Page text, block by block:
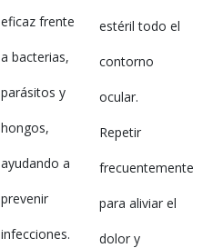
eficaz frente
a bacterias,
parásitos y
hongos,
ayudando a
prevenir
infecciones.
estéril todo el
contorno
ocular.
Repetir
frecuentemente
para aliviar el
dolor y